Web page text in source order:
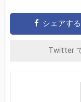
シェアする
Twitter